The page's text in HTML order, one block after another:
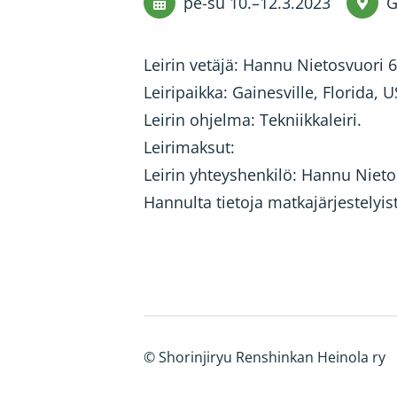
Leirin vetäjä: Hannu Nietosvuori
Leiripaikka: Gainesville, Florida,
Leirin ohjelma: Tekniikkaleiri.
Leirimaksut:
Leirin yhteyshenkilö: Hannu
Hannulta tietoja
©Shorinjiryu Renshinkan Heinola ry